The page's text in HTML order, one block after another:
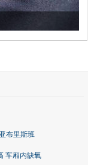
布里斯班
车厢内缺氧